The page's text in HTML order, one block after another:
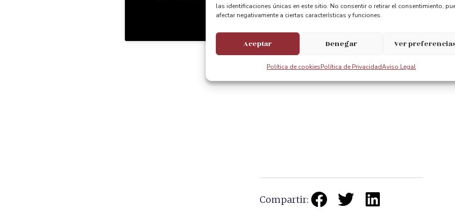
las identificaciones únicas en este sitio. No consentir o retirar el consentimiento,
afectar negativamente a ciertas características y funciones.
Aceptar Denegar Ver
Política de cookiesPolítica de PrivacidadAviso Legal
Compartir: